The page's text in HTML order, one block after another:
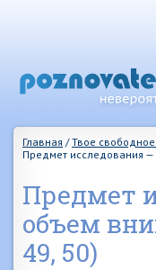
Главная /Твое
Предмет исследования
Предмет
объем
49, 50)